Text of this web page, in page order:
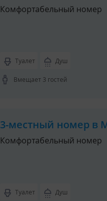
Комфортабельный номер
Туалет Душ
Вмещает 3 гостей
3-местный номер в
Комфортабельный номер
Туалет Душ